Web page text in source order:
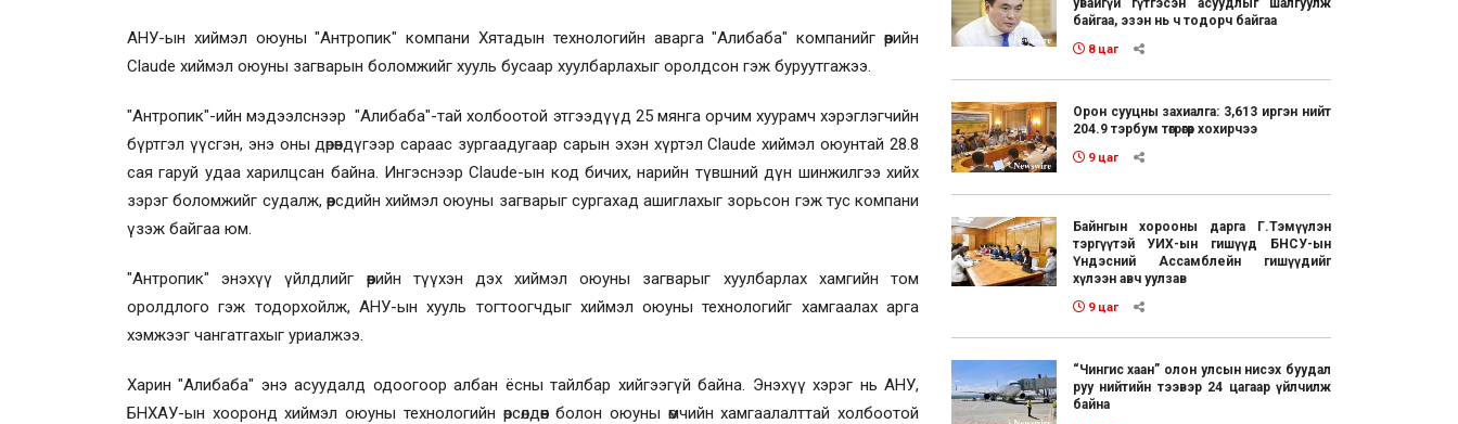
АНУ-ын хиймэл оюуны "Антропик" компани Хятадын технологийн аварга "Алибаба" компанийг өөрийн
Claude хиймэл оюуны загварын боломжийг хууль бусаар хуулбарлахыг оролдсон гэж буруутгажээ.
"Антропик"-ийн мэдээлснээр "Алибаба"-тай холбоотой этгээдүүд 25 мянга орчим хуурамч хэрэглэгчийн
бүртгэл үүсгэн, энэ оны дөрөвдүгээр сараас зургаадугаар сарын эхэн хүртэл Claude хиймэл оюунтай 28.8
сая гаруй удаа харилцсан байна. Ингэснээр Claude-ын код бичих, нарийн түвшний дүн шинжилгээ хийх
зэрэг боломжийг судалж, өөрсдийн хиймэл оюуны загварыг сургахад ашиглахыг зорьсон гэж тус компани
үзэж байгаа юм.
"Антропик" энэхүү үйлдлийг өөрийн түүхэн дэх хиймэл оюуны загварыг хуулбарлах хамгийн том
оролдлого гэж тодорхойлж, АНУ-ын хууль тогтоогчдыг хиймэл оюуны технологийг хамгаалах арга
хэмжээг чангатгахыг уриалжээ.
Харин "Алибаба" энэ асуудалд одоогоор албан ёсны тайлбар хийгээгүй байна. Энэхүү хэрэг нь АНУ,
БНХАУ-ын хооронд хиймэл оюуны технологийн өрсөлдөөн болон оюуны өмчийн хамгаалалттай холбоотой
увайгүй гүтгэсэн асуудлыг шалгуулж
байгаа, эзэн нь ч тодорч байгаа
8 цаг
Орон сууцны захиалга: 3,613 иргэн нийт
204.9 тэрбум төгрөгөөр хохирчээ
9 цаг
Байнгын хорооны дарга Г.Тэмүүлэн
тэргүүтэй УИХ-ын гишүүд БНСУ-ын
Үндэсний Ассамблейн гишүүдийг
хүлээн авч уулзав
9 цаг
“Чингис хаан” олон улсын нисэх буудал
руу нийтийн тээвэр 24 цагаар үйлчилж
байна